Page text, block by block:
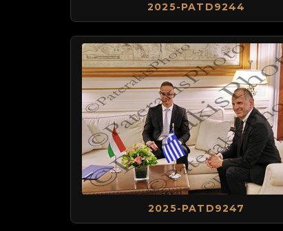
2025-PATD9244
2025-PATD9247